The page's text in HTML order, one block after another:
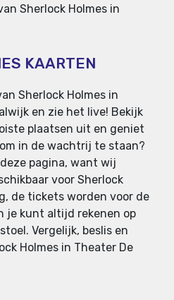
Sherlock Holmes in
KAARTEN
Sherlock Holmes in
en zie het live! Bekijk
plaatsen uit en geniet
in de wachtrij te staan?
pagina, want wij
voor Sherlock
de tickets worden voor de
je kunt altijd rekenen op
Vergelijk, beslis en
Holmes in Theater De